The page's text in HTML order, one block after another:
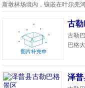
斯墩林场境内，镶嵌在叶尔羌
古
古勒
巴格
泽